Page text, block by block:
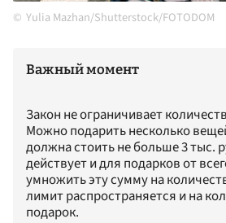
Yulia Mazhan/Shutterstock/FOTODOM
Важный момент
Закон не ограничивает
Можно подарить несколько
должна стоить не больше 3 тыс.
действует и для подарков от
умножить эту сумму на
лимит распространяется и на
подарок.